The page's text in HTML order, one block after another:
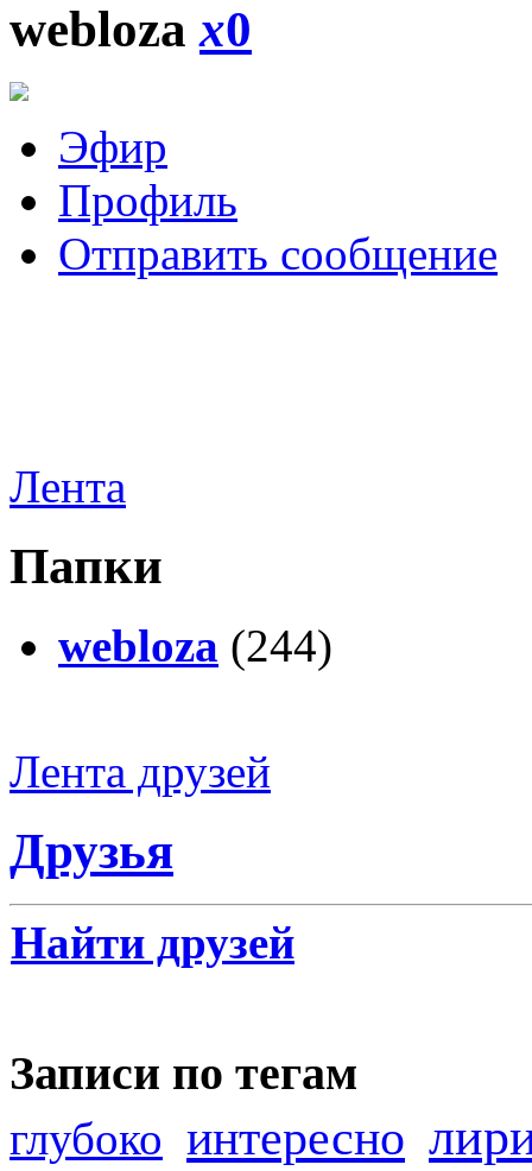
weblozax0
Эфир
Профиль
Отправить сообщение
Лента
Папки
webloza (244)
Лента друзей
Друзья
Найти друзей
Записи по тегам
глубоко интересно